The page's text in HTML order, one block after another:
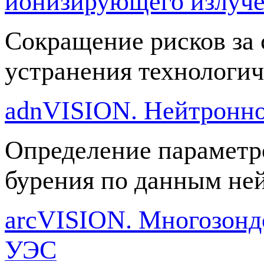
Сокращение рисков за
устранения
adnVISION.
Определение
бурения по данным
arcVISION.
УЭС